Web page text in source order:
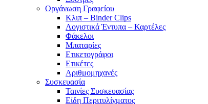
Οργάνωση Γραφείου
Κλιπ – Binder Clips
Λογιστικά Έντυπα – Καρτέλες
Φάκελοι
Μπαταρίες
Ετικετογράφοι
Ετικέτες
Αριθμομηχανές
Συσκευασία
Ταινίες Συσκευασίας
Είδη Περιτυλίγματος